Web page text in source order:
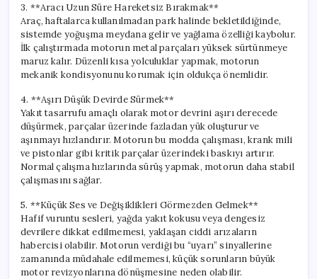
3. **Aracı Uzun Süre Hareketsiz Bırakmak**
Araç, haftalarca kullanılmadan park halinde bekletildiğinde,
sistemde yoğuşma meydana gelir ve yağlama özelliği kaybolur.
İlk çalıştırmada motorun metal parçaları yüksek sürtünmeye
maruz kalır. Düzenli kısa yolculuklar yapmak, motorun
mekanik kondisyonunu korumak için oldukça önemlidir.
4. **Aşırı Düşük Devirde Sürmek**
Yakıt tasarrufu amaçlı olarak motor devrini aşırı derecede
düşürmek, parçalar üzerinde fazladan yük oluşturur ve
aşınmayı hızlandırır. Motorun bu modda çalışması, krank mili
ve pistonlar gibi kritik parçalar üzerindeki baskıyı artırır.
Normal çalışma hızlarında sürüş yapmak, motorun daha stabil
çalışmasını sağlar.
5. **Küçük Ses ve Değişiklikleri Görmezden Gelmek**
Hafif vuruntu sesleri, yağda yakıt kokusu veya dengesiz
devrilere dikkat edilmemesi, yaklaşan ciddi arızaların
habercisi olabilir. Motorun verdiği bu “uyarı” sinyallerine
zamanında müdahale edilmemesi, küçük sorunların büyük
motor revizyonlarına dönüşmesine neden olabilir.